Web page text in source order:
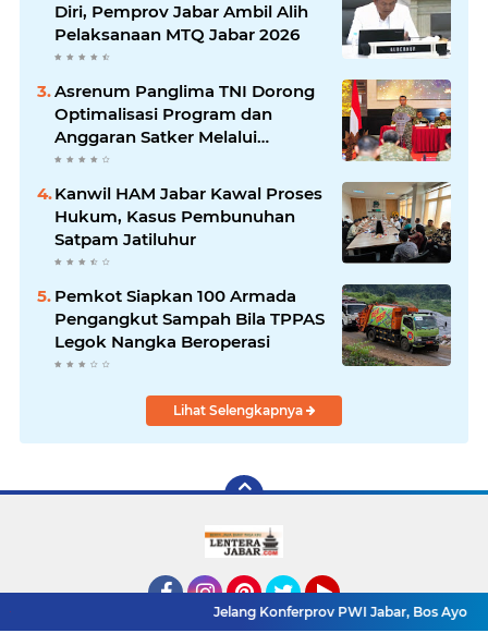
Diri, Pemprov Jabar Ambil Alih
Pelaksanaan MTQ Jabar 2026
Asrenum Panglima TNI Dorong
Optimalisasi Program dan
Anggaran Satker Melalui
Evaluasi Kinerja
Kanwil HAM Jabar Kawal Proses
Hukum, Kasus Pembunuhan
Satpam Jatiluhur
Pemkot Siapkan 100 Armada
Pengangkut Sampah Bila TPPAS
Legok Nangka Beroperasi
Lihat Selengkapnya
FacebookInstagram
Pinterest
TwitterYouTube
Jelang Konferprov PWI Jabar, Bos Ayo Media